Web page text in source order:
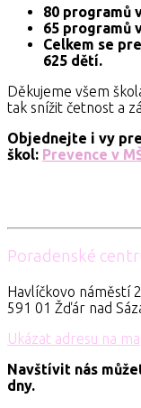
80 programů
65 programů
Celkem se
625 dětí.
Děkujeme všem
tak snížit četnost a
Objednejte i vy
škol: Prevence v
Poradenské
Havlíčkovo náměstí
591 01 Žďár nad
Ukázat adresu na
Navštívit nás
dny.